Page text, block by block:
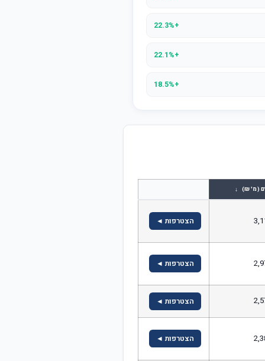
+22.3%
+22.1%
+18.5%
(מ' ₪) ↓
הצטרפות ◄
הצטרפות ◄
הצטרפות ◄
הצטרפות ◄